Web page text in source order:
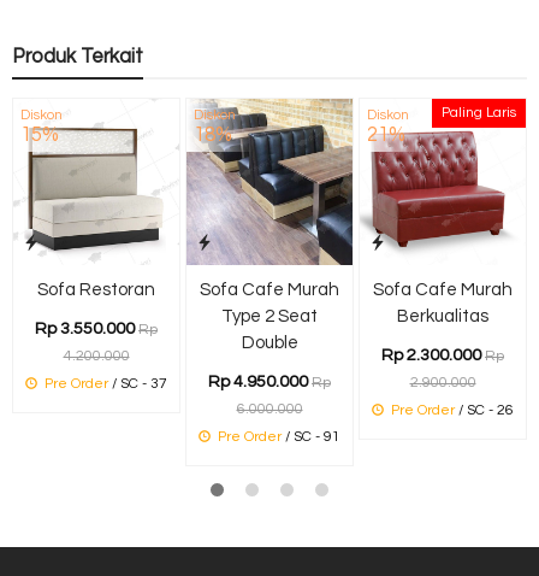
Produk Terkait
Diskon
15%
Sofa Restoran
Rp 3.550.000 Rp
4.200.000
Pre Order/ SC - 37
Diskon
18%
Sofa Cafe Murah
Type 2 Seat
Double
Rp 4.950.000 Rp
6.000.000
Pre Order/ SC - 91
Paling Laris
Diskon
21%
Sofa Cafe Murah
Berkualitas
Rp 2.300.000 Rp
2.900.000
Pre Order/ SC - 26